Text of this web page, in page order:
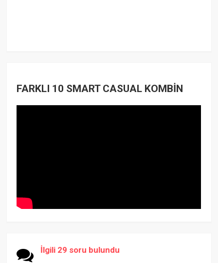
FARKLI 10 SMART CASUAL KOMBİN
İlgili 29 soru bulundu